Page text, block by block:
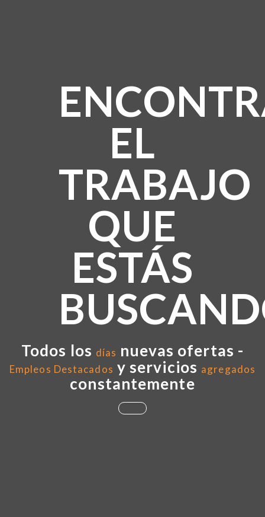
EL
TRABAJO
QUE
ESTÁS
Todos los días nuevas ofertas -
Empleos Destacados y servicios agregados
constantemente